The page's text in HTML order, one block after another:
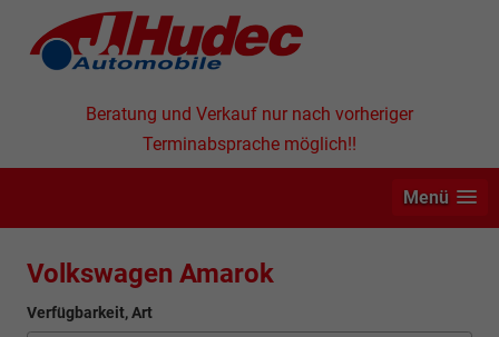
Beratung und Verkauf nur nach vorheriger
Terminabsprache möglich!!
Menü
Volkswagen Amarok
Verfügbarkeit, Art